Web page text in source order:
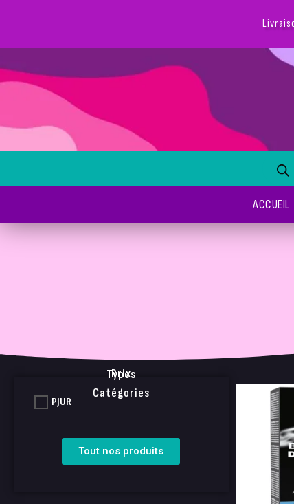
ACCUEIL
Catégories
Prix
Types
PJUR
Tout nos produits